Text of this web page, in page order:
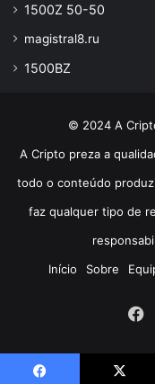
1500Z 50-50
magistral8.ru
1500BZ
© 2024 A
A Cripto preza a
todo o conteúdo
faz qualquer tipo de
Início
Sobre